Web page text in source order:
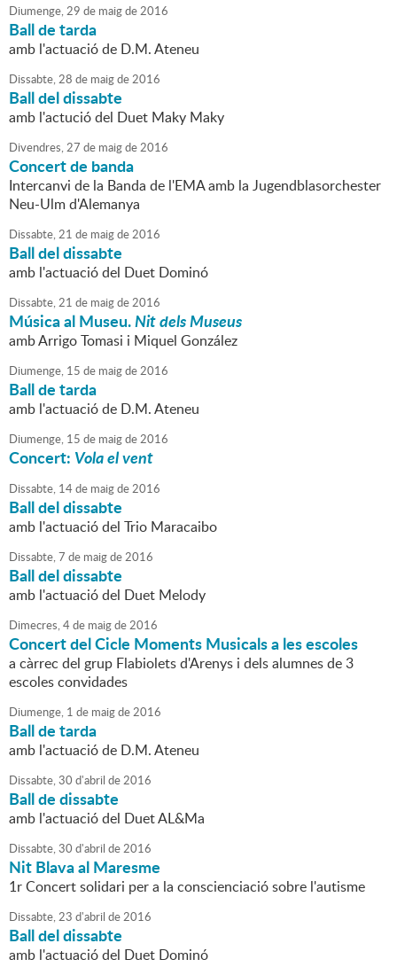
Diumenge,29 de maigde2016
Ball de tarda
amb l'actuació de D.M. Ateneu
Dissabte,28 de maigde2016
Ball del dissabte
amb l'actució del Duet Maky Maky
Divendres,27 de maigde2016
Concert de banda
Intercanvi de la Banda de l'EMA amb la Jugendblasorchester
Neu-Ulm d'Alemanya
Dissabte,21 de maigde2016
Ball del dissabte
amb l'actuació del Duet Dominó
Dissabte,21 de maigde2016
Música al Museu.Nit dels Museus
amb Arrigo Tomasi i Miquel González
Diumenge, 15 de maigde2016
Ball de tarda
amb l'actuació de D.M. Ateneu
Diumenge, 15 de maigde2016
Concert: Vola el vent
Dissabte, 14de maigde2016
Ball del dissabte
amb l'actuació del Trio Maracaibo
Dissabte,7 de maigde2016
Ball del dissabte
amb l'actuació del Duet Melody
Dimecres,4de maigde2016
Concert del Cicle Moments Musicals a les escoles
a càrrec del grup Flabiolets d'Arenys i dels alumnes de 3
escoles convidades
Diumenge, 1 de maigde2016
Ball de tarda
amb l'actuació de D.M. Ateneu
Dissabte,30 d'abril de2016
Ball de dissabte
amb l'actuació del Duet AL&Ma
Dissabte,30 d'abril de2016
Nit Blava al Maresme
1r Concert solidari per a la conscienciació sobre l'autisme
Dissabte,23 d'abril de2016
Ball del dissabte
amb l'actuació del Duet Dominó